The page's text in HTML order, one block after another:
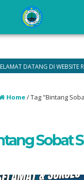
DATANG DI WEBSITE RESMI
Home/Tag "Bintang
Sobat